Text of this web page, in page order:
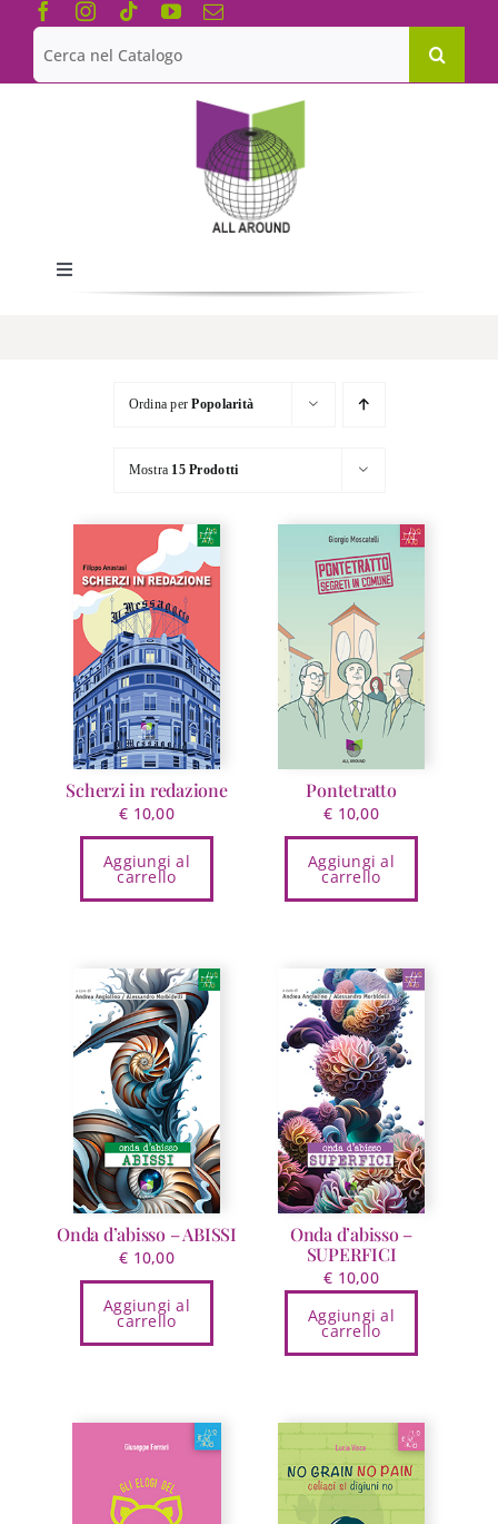
Salta
contenuto
Cerca
per:
Toggle
Navigation
Le CollaneOrdina perPopolarità
Mostra 15 Prodotti
Scherzi in redazione
€ 10,00
Aggiungi al
carrello
Pontetratto
€ 10,00
Aggiungi al
carrello
Onda d’abisso – ABISSI
€ 10,00
Aggiungi al
carrello
Onda d’abisso –
SUPERFICI
€ 10,00
Aggiungi al
carrello